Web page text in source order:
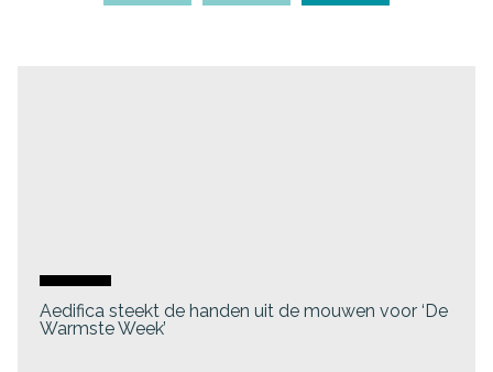
Aedifica steekt de handen uit de mouwen voor ‘De
Warmste Week’